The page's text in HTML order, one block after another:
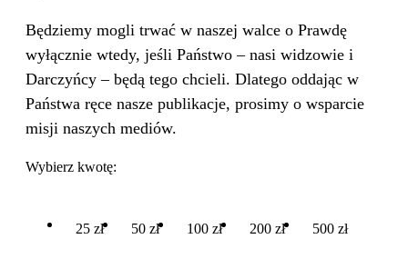
Będziemy mogli trwać w naszej walce o Prawdę
wyłącznie wtedy, jeśli Państwo – nasi widzowie i
Darczyńcy – będą tego chcieli. Dlatego oddając w
Państwa ręce nasze publikacje, prosimy o wsparcie
misji naszych mediów.
Wybierz kwotę:
25 zł 50 zł 100 zł 200 zł 500 zł